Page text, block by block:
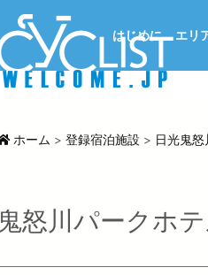
はじめに エリ
ホーム > 登録宿泊施設 > 日光鬼
鬼怒川パークホ